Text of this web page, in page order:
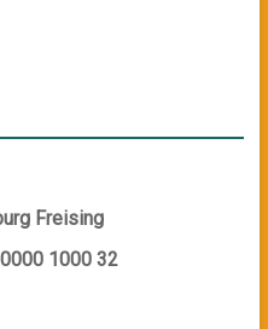
Freising
1000 32